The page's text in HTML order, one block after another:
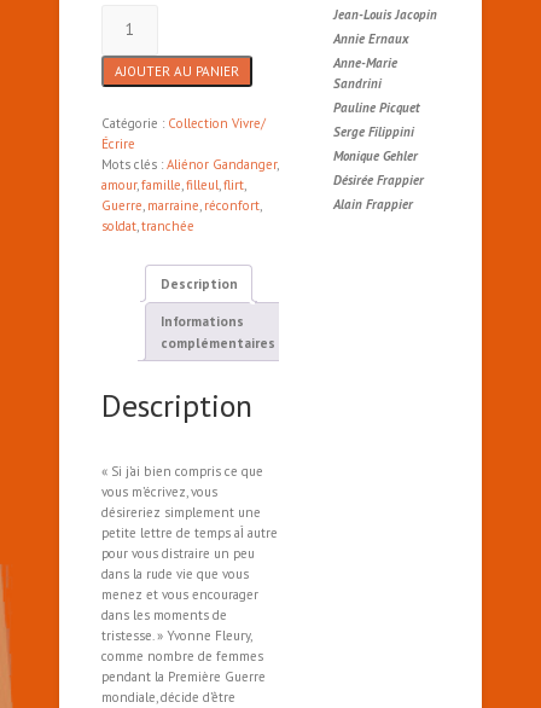
Adopte
unAJOUTER AU PANIER
Catégorie : Collection Vivre/
Écrire
Mots clés : Aliénor Gandanger,
amour,famille,filleul,flirt,
Guerre, marraine, réconfort,
soldat,tranchée
Description
Informations
complémentaires
Description
« Si j’ai bien compris ce que
vous m’écrivez, vous
désireriez simplement une
petite lettre de temps aÌ autre
pour vous distraire un peu
dans la rude vie que vous
menez et vous encourager
dans les moments de
tristesse. » Yvonne Fleury,
comme nombre de femmes
pendant la Première Guerre
mondiale, décide d’être
Jean-Louis Jacopin
Annie Ernaux
Anne-Marie
Sandrini
Pauline Picquet
Serge Filippini
Monique Gehler
Désirée Frappier
Alain Frappier